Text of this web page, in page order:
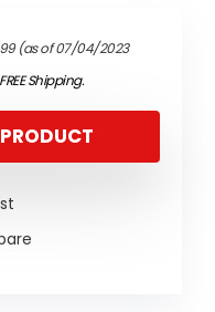
(as of 07/04/2023
FREE Shipping.